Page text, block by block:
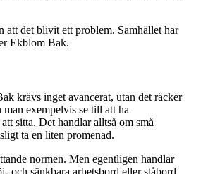
att det blivit ett problem. Samhället har
Ekblom Bak.
krävs inget avancerat, utan det räcker
exempelvis se till att ha
sitta. Det handlar alltså om små
ta en liten promenad.
normen. Men egentligen handlar